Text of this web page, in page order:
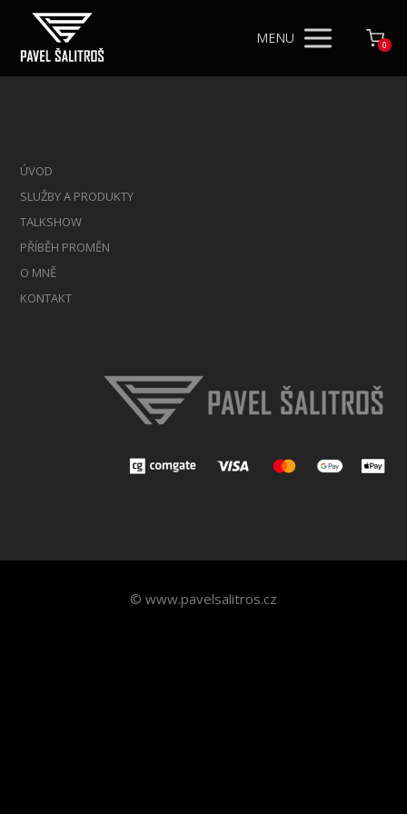
MENU 0
ÚVOD
SLUŽBY A PRODUKTY
TALKSHOW
PŘÍBĚH PROMĚN
O MNĚ
KONTAKT
© www.pavelsalitros.cz